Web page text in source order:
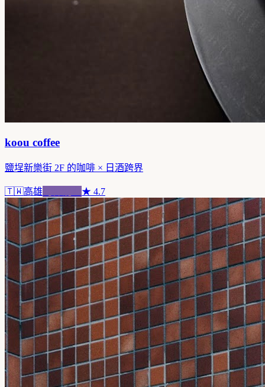
koou coffee
鹽埕新樂街 2F 的咖啡 × 日酒跨界
🇹🇼高雄 ★ 4.7